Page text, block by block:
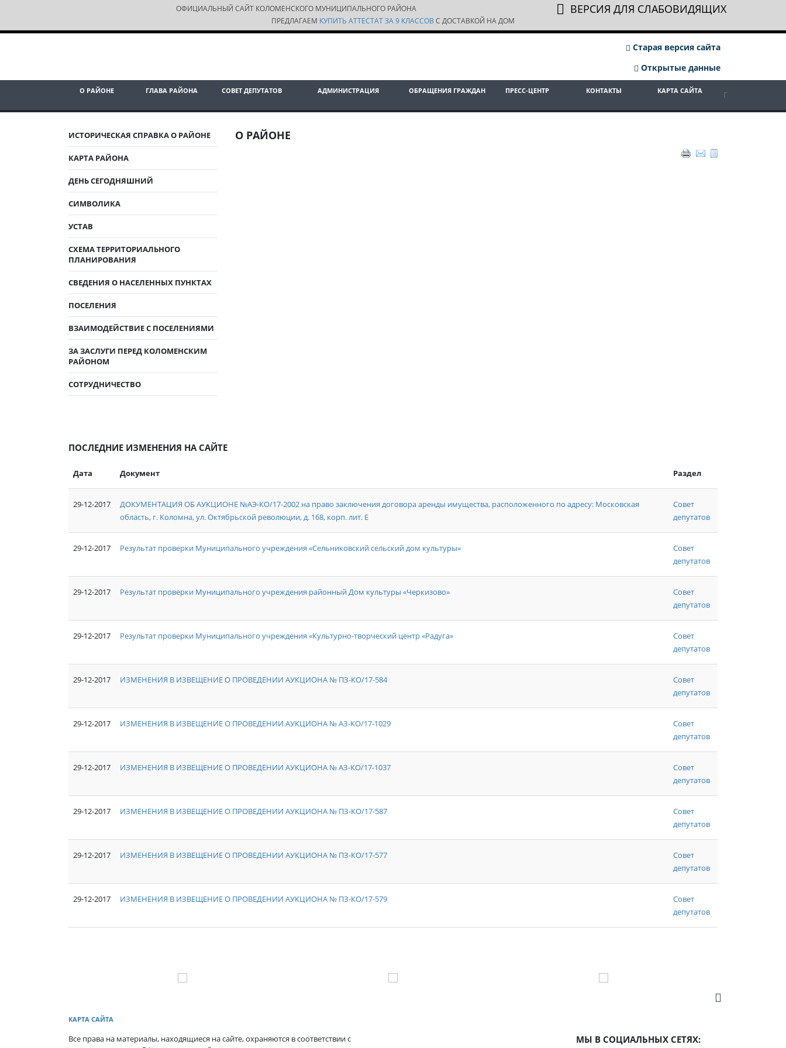
ВЕРСИЯ ДЛЯ СЛАБОВИДЯЩИХ
ОФИЦИАЛЬНЫЙ САЙТ КОЛОМЕНСКОГО МУНИЦИПАЛЬНОГО РАЙОНА
ПРЕДЛАГАЕМ КУПИТЬ АТТЕСТАТ ЗА 9 КЛАССОВ С ДОСТАВКОЙ НА ДОМ
Старая версия сайта
Открытые данные
О РАЙОНЕ ГЛАВА РАЙОНА СОВЕТ ДЕПУТАТОВ АДМИНИСТРАЦИЯ ОБРАЩЕНИЯ ГРАЖДАН ПРЕСС-ЦЕНТР КОНТАКТЫ КАРТА САЙТА
ИСТОРИЧЕСКАЯ СПРАВКА О РАЙОНЕ
КАРТА РАЙОНА
ДЕНЬ СЕГОДНЯШНИЙ
СИМВОЛИКА
УСТАВ
СХЕМА ТЕРРИТОРИАЛЬНОГО
ПЛАНИРОВАНИЯ
СВЕДЕНИЯ О НАСЕЛЕННЫХ ПУНКТАХ
ПОСЕЛЕНИЯ
ВЗАИМОДЕЙСТВИЕ С ПОСЕЛЕНИЯМИ
ЗА ЗАСЛУГИ ПЕРЕД КОЛОМЕНСКИМ
РАЙОНОМ
СОТРУДНИЧЕСТВО
О РАЙОНЕ
ПОСЛЕДНИЕ ИЗМЕНЕНИЯ НА САЙТЕ
Дата Документ Раздел
29-12-2017
ДОКУМЕНТАЦИЯ ОБ АУКЦИОНЕ №АЭ-КО/17-2002 на право заключения договора аренды имущества, расположенного по адресу: Московская
область, г. Коломна, ул. Октябрьской революции, д. 168, корп. лит. Е
Совет
депутатов
29-12-2017 Результат проверки Муниципального учреждения «Сельниковский сельский дом культуры»
Совет
депутатов
29-12-2017 Результат проверки Муниципального учреждения районный Дом культуры «Черкизово»
Совет
депутатов
29-12-2017 Результат проверки Муниципального учреждения «Культурно-творческий центр «Радуга»
Совет
депутатов
29-12-2017 ИЗМЕНЕНИЯ В ИЗВЕЩЕНИЕ О ПРОВЕДЕНИИ АУКЦИОНА № ПЗ-КО/17-584
Совет
депутатов
29-12-2017 ИЗМЕНЕНИЯ В ИЗВЕЩЕНИЕ О ПРОВЕДЕНИИ АУКЦИОНА № АЗ-КО/17-1029
Совет
депутатов
29-12-2017 ИЗМЕНЕНИЯ В ИЗВЕЩЕНИЕ О ПРОВЕДЕНИИ АУКЦИОНА № АЗ-КО/17-1037
Совет
депутатов
29-12-2017 ИЗМЕНЕНИЯ В ИЗВЕЩЕНИЕ О ПРОВЕДЕНИИ АУКЦИОНА № ПЗ-КО/17-587
Совет
депутатов
29-12-2017 ИЗМЕНЕНИЯ В ИЗВЕЩЕНИЕ О ПРОВЕДЕНИИ АУКЦИОНА № ПЗ-КО/17-577
Совет
депутатов
29-12-2017 ИЗМЕНЕНИЯ В ИЗВЕЩЕНИЕ О ПРОВЕДЕНИИ АУКЦИОНА № ПЗ-КО/17-579
Совет
депутатов
КАРТА САЙТА
Все права на материалы, находящиеся на сайте, охраняются в соответствии с
МЫ В СОЦИАЛЬНЫХ СЕТЯХ: